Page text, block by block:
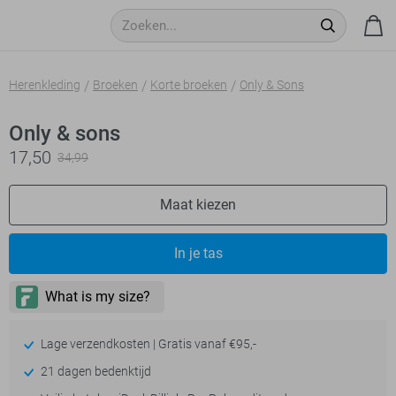
Herenkleding Broeken Korte broeken Only & Sons
Only & sons
17,50 34,99
Maat kiezen
In je tas
Lage verzendkosten | Gratis vanaf €95,-
21 dagen bedenktijd